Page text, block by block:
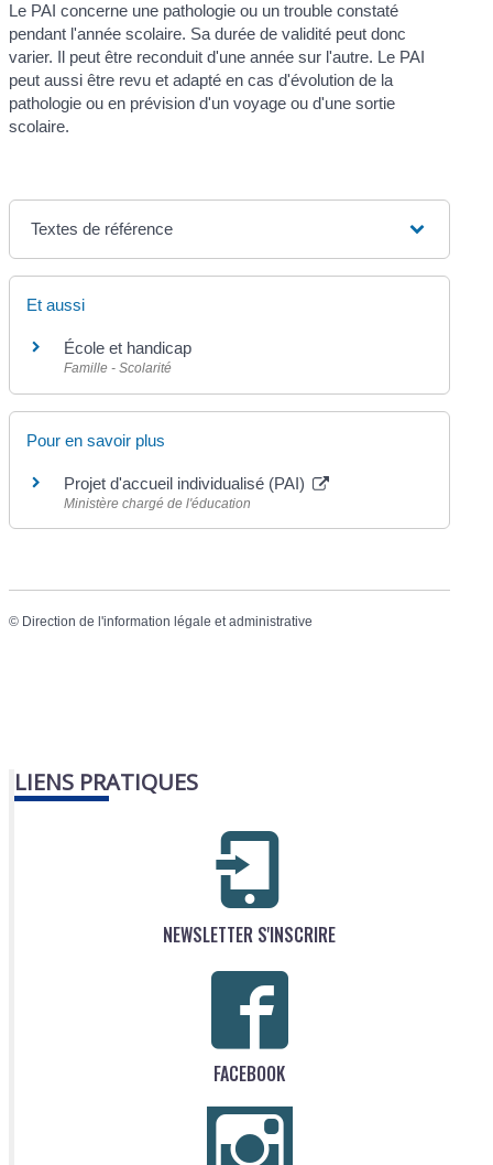
Le PAI concerne une pathologie ou un trouble constaté
pendant l'année scolaire. Sa durée de validité peut donc
varier. Il peut être reconduit d'une année sur l'autre. Le PAI
peut aussi être revu et adapté en cas d'évolution de la
pathologie ou en prévision d'un voyage ou d'une sortie
scolaire.
Textes de référence
Et aussi
École et handicap
Famille - Scolarité
Pour en savoir plus
Projet d'accueil individualisé (PAI)
Ministère chargé de l'éducation
© Direction de l'information légale et administrative
LIENS PRATIQUES
NEWSLETTER S'INSCRIRE
FACEBOOK